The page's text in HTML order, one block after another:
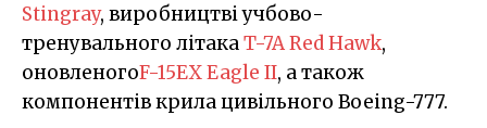
Stingray, виробництві учбово-
тренувального літакаT-7A Red Hawk,
оновленогоF-15EX Eagle II, а також
компонентів крила цивільного Boeing-777.